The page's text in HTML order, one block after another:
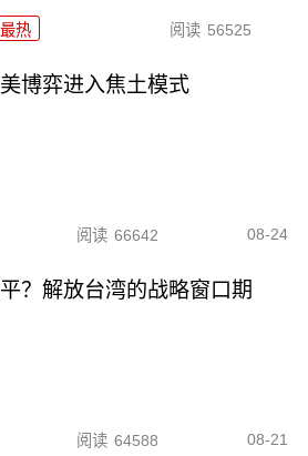
最热 阅读 56525
博弈进入焦土模式
阅读 66642 08-24
？解放台湾的战略窗口期
阅读 64588 08-21